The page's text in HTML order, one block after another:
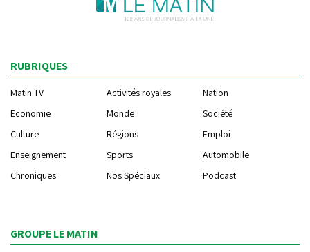
RUBRIQUES
Matin TV Activités royales
Nation
Economie
Monde
Société
Culture
Régions
Emploi
Enseignement
Sports
Automobile
Chroniques
Nos Spéciaux Podcast
GROUPE LE MATIN